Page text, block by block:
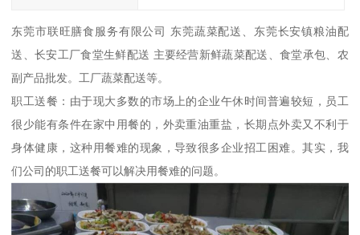
东莞市联旺膳食服务有限公司 东莞蔬菜配送、东莞长安镇粮油配
送、长安工厂食堂生鲜配送 主要经营新鲜蔬菜配送、食堂承包、农
副产品批发。工厂蔬菜配送等。
职工送餐：由于现大多数的市场上的企业午休时间普遍较短，员工
很少能有条件在家中用餐的，外卖重油重盐，长期点外卖又不利于
身体健康，这种用餐难的现象，导致很多企业招工困难。其实，我
们公司的职工送餐可以解决用餐难的问题。